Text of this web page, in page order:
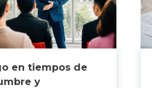
en tiempos de
y